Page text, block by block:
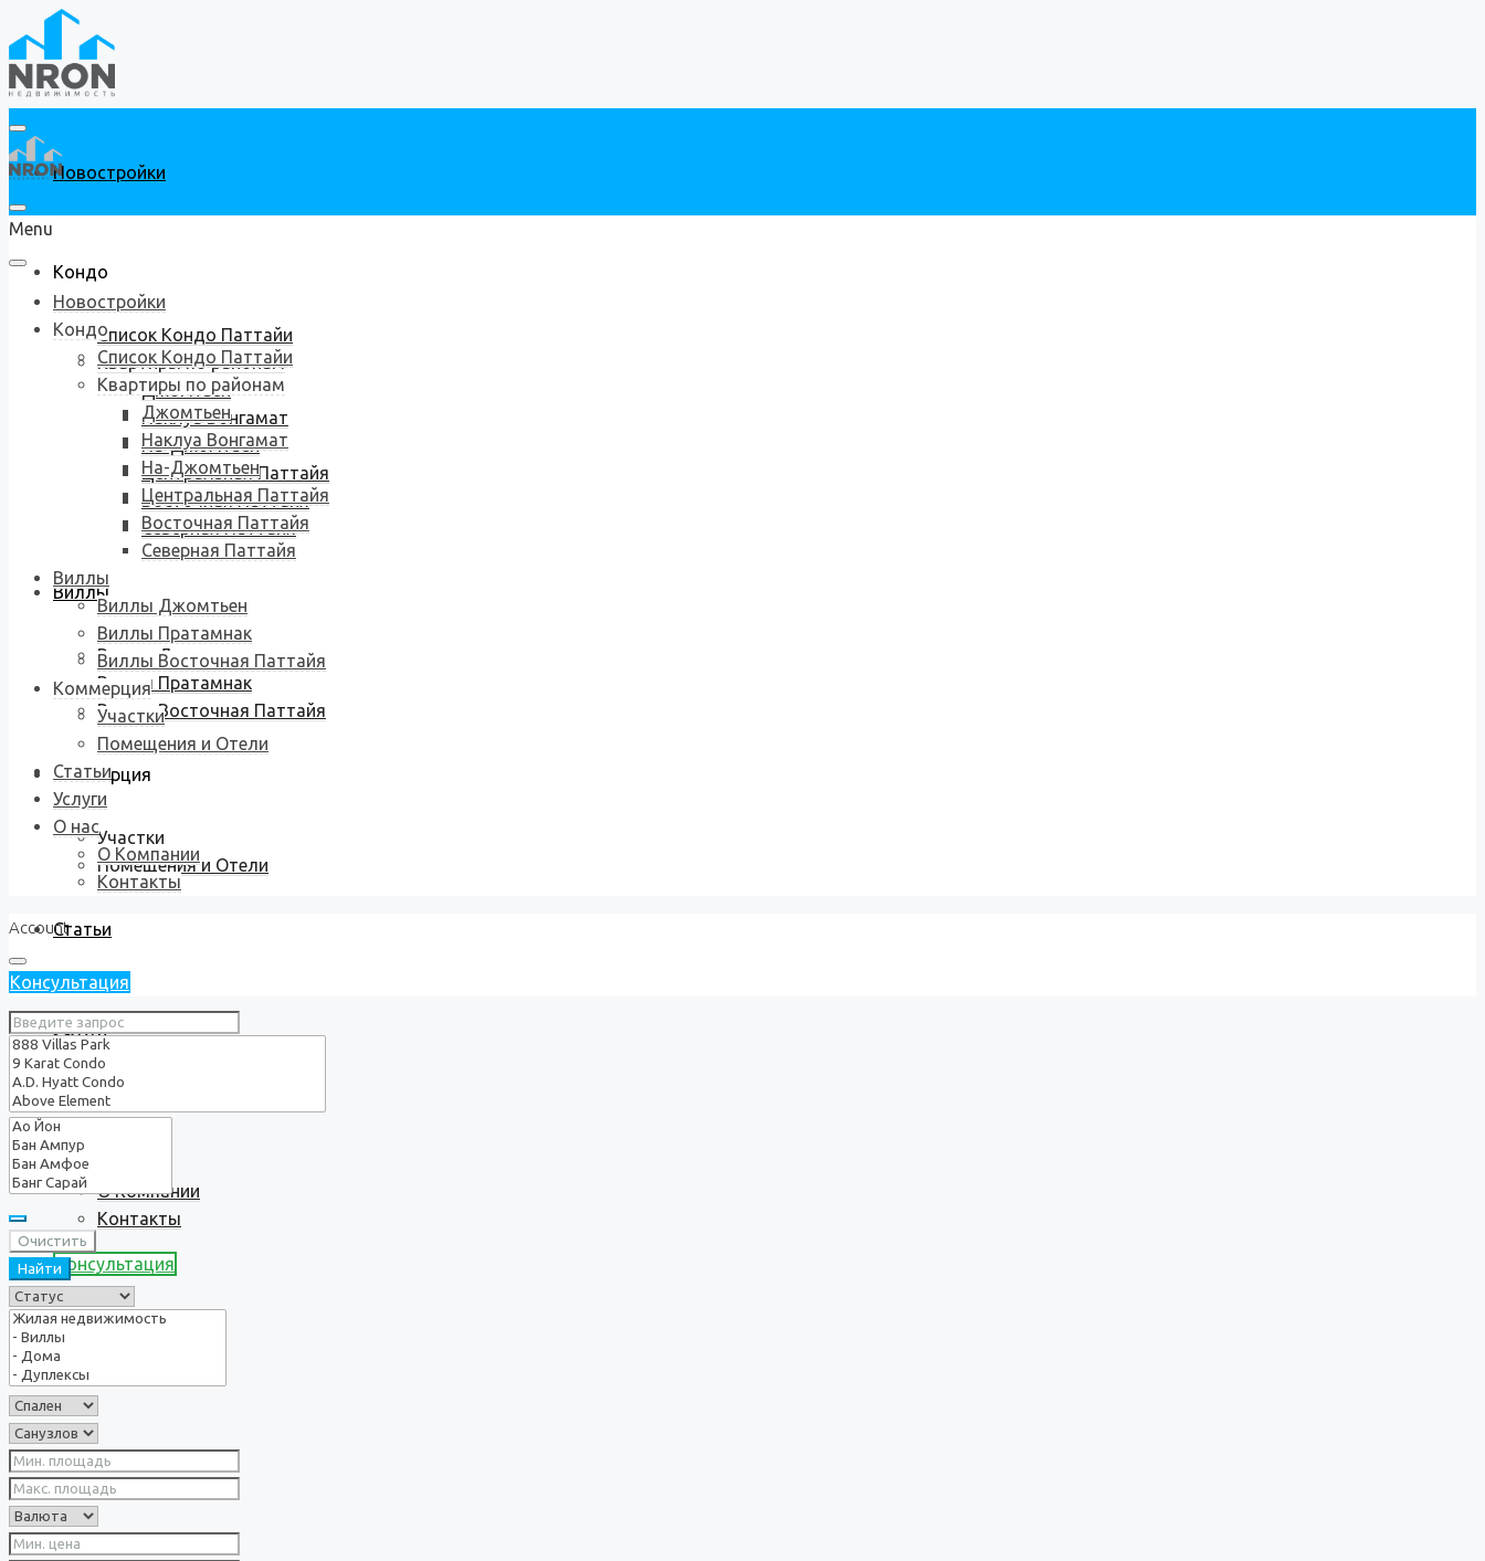
Новостройки
Кондо
Список Кондо Паттайи
Квартиры по районам
Джомтьен
Наклуа Вонгамат
На-Джомтьен
Центральная Паттайя
Восточная Паттайя
Северная Паттайя
Виллы
Виллы Джомтьен
Виллы Пратамнак
Виллы Восточная Паттайя
Коммерция
Участки
Помещения и Отели
Статьи
Услуги
О нас
О Компании
Контакты
Консультация
Menu
Новостройки
Кондо
Список Кондо Паттайи
Квартиры по районам
Джомтьен
Наклуа Вонгамат
На-Джомтьен
Центральная Паттайя
Восточная Паттайя
Северная Паттайя
Виллы
Виллы Джомтьен
Виллы Пратамнак
Виллы Восточная Паттайя
Коммерция
Участки
Помещения и Отели
Статьи
Услуги
О нас
О Компании
Контакты
Account
Консультация
Очистить
Найти